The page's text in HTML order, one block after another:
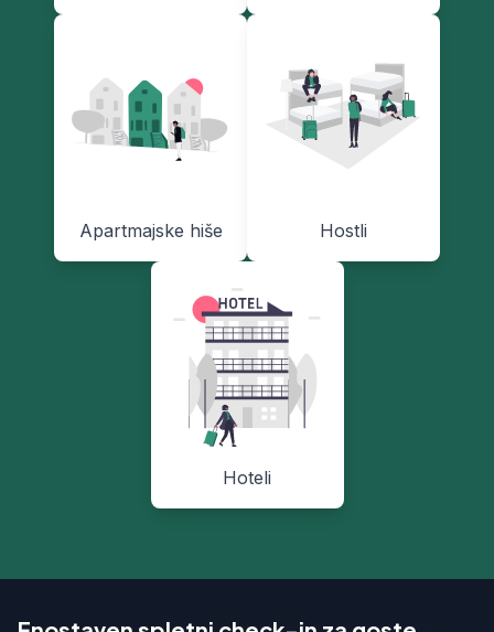
Apartmajske hiše Hostli
Hoteli